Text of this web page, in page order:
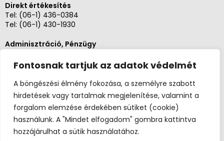
Fontosnak tartjuk az adatok védelmét
A böngészési élmény fokozása, a személyre szabott
hirdetések vagy tartalmak megjelenítése, valamint a
forgalom elemzése érdekében sütiket (cookie)
használunk. A "Mindet elfogadom" gombra kattintva
hozzájárulhat a sütik használatához.
Direkt értékesítés
Tel: (06-1) 436-0384
Tel: (06-1) 430-1930
Adminisztráció, Pénzügy
Szerviz és karbantartás
Tel: (06-20)3268654
Tel: (06-1) 436-0384